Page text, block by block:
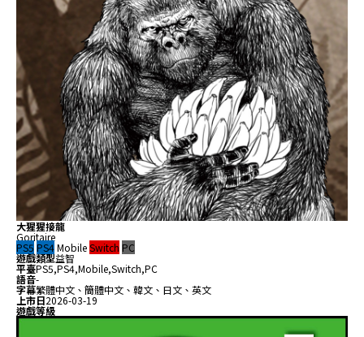
大猩猩接龍
Goritaire
PS5 PS4MobileSwitch PC
遊戲類型益智
平臺PS5,PS4,Mobile,Switch,PC
語音-
字幕繁體中文、簡體中文、韓文、日文、英文
上市日2026-03-19
遊戲等級